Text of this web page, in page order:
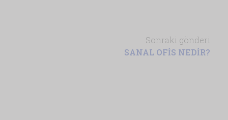
Sonraki gönderi
SANAL OFİS NEDİR?